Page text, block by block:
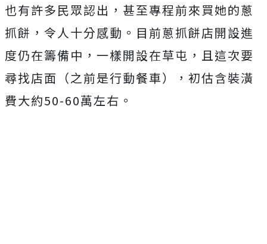
也有許多民眾認出，甚至專程前來買她的蔥
抓餅，令人十分感動。目前蔥抓餅店開設進
度仍在籌備中，一樣開設在草屯，且這次要
尋找店面（之前是行動餐車），初估含裝潢
費大約50-60萬左右。